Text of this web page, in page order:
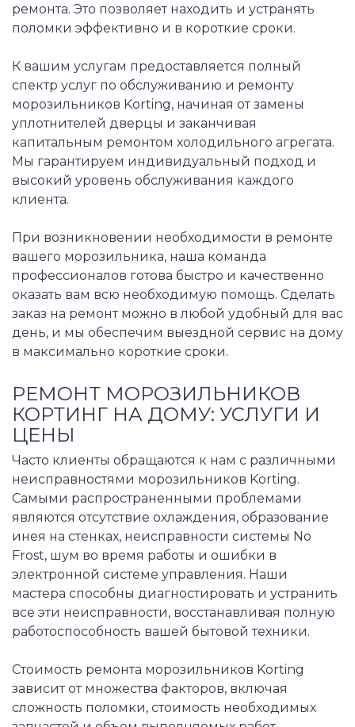
ремонта. Это позволяет находить и устранять
поломки эффективно и в короткие сроки.
К вашим услугам предоставляется полный
спектр услуг по обслуживанию и ремонту
морозильников Korting, начиная от замены
уплотнителей дверцы и заканчивая
капитальным ремонтом холодильного агрегата.
Мы гарантируем индивидуальный подход и
высокий уровень обслуживания каждого
клиента.
При возникновении необходимости в ремонте
вашего морозильника, наша команда
профессионалов готова быстро и качественно
оказать вам всю необходимую помощь. Сделать
заказ на ремонт можно в любой удобный для вас
день, и мы обеспечим выездной сервис на дому
в максимально короткие сроки.
РЕМОНТ МОРОЗИЛЬНИКОВ
КОРТИНГ НА ДОМУ: УСЛУГИ И
ЦЕНЫ
Часто клиенты обращаются к нам с различными
неисправностями морозильников Korting.
Самыми распространенными проблемами
являются отсутствие охлаждения, образование
инея на стенках, неисправности системы No
Frost, шум во время работы и ошибки в
электронной системе управления. Наши
мастера способны диагностировать и устранить
все эти неисправности, восстанавливая полную
работоспособность вашей бытовой техники.
Стоимость ремонта морозильников Korting
зависит от множества факторов, включая
сложность поломки, стоимость необходимых